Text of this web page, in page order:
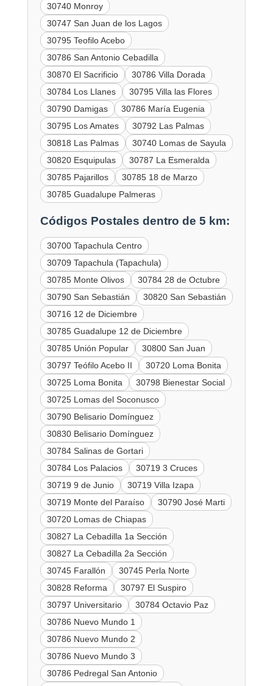
30740 Monroy
30747 San Juan de los Lagos
30795 Teofilo Acebo
30786 San Antonio Cebadilla
30870 El Sacrificio
30786 Villa Dorada
30784 Los Llanes
30795 Villa las Flores
30790 Damigas
30786 María Eugenia
30795 Los Amates
30792 Las Palmas
30818 Las Palmas
30740 Lomas de Sayula
30820 Esquipulas
30787 La Esmeralda
30785 Pajarillos
30785 18 de Marzo
30785 Guadalupe Palmeras
Códigos Postales dentro de 5 km:
30700 Tapachula Centro
30709 Tapachula (Tapachula)
30785 Monte Olivos
30784 28 de Octubre
30790 San Sebastián
30820 San Sebastián
30716 12 de Diciembre
30785 Guadalupe 12 de Diciembre
30785 Unión Popular
30800 San Juan
30797 Teófilo Acebo II
30720 Loma Bonita
30725 Loma Bonita
30798 Bienestar Social
30725 Lomas del Soconusco
30790 Belisario Domínguez
30830 Belisario Domínguez
30784 Salinas de Gortari
30784 Los Palacios
30719 3 Cruces
30719 9 de Junio
30719 Villa Izapa
30719 Monte del Paraíso
30790 José Marti
30720 Lomas de Chiapas
30827 La Cebadilla 1a Sección
30827 La Cebadilla 2a Sección
30745 Farallón
30745 Perla Norte
30828 Reforma
30797 El Suspiro
30797 Universitario
30784 Octavio Paz
30786 Nuevo Mundo 1
30786 Nuevo Mundo 2
30786 Nuevo Mundo 3
30786 Pedregal San Antonio